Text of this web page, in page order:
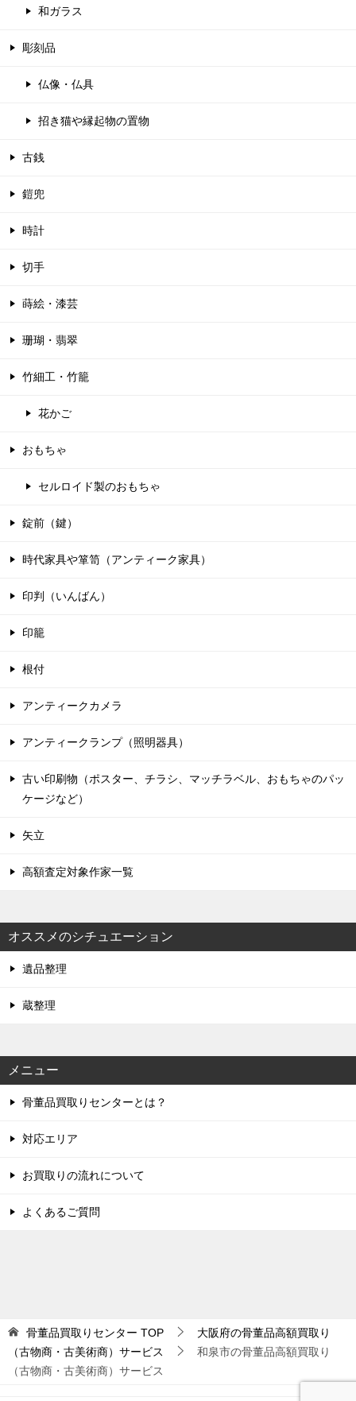
和ガラス
彫刻品
仏像・仏具
招き猫や縁起物の置物
古銭
鎧兜
時計
切手
蒔絵・漆芸
珊瑚・翡翠
竹細工・竹籠
花かご
おもちゃ
セルロイド製のおもちゃ
錠前（鍵）
時代家具や箪笥（アンティーク家具）
印判（いんばん）
印籠
根付
アンティークカメラ
アンティークランプ（照明器具）
古い印刷物（ポスター、チラシ、マッチラベル、おもちゃのパッ
ケージなど）
矢立
高額査定対象作家一覧
オススメのシチュエーション
遺品整理
蔵整理
メニュー
骨董品買取りセンターとは？
対応エリア
お買取りの流れについて
よくあるご質問
骨董品買取りセンター TOP
大阪府の骨董品高額買取り
（古物商・古美術商）サービス
和泉市の骨董品高額買取り
（古物商・古美術商）サービス